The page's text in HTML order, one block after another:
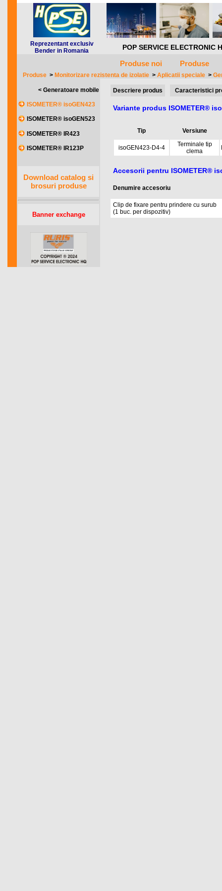
Reprezentant exclusiv
Bender in Romania
POP SERVICE
Produse noi Produse
Produse > Monitorizare rezistenta de izolatie > Aplicatii speciale >
< Generatoare mobile
ISOMETER® isoGEN423
ISOMETER® isoGEN523
ISOMETER® IR423
ISOMETER® IR123P
Download catalog si
brosuri produse
Banner exchange
Descriere produs Caracteristici
Variante produs ISOMETER®
Tip Versiune
isoGEN423-D4-4
Terminale tip
clema
Accesorii pentru ISOMETER®
Denumire accesoriu
Clip de fixare pentru prindere cu surub
(1 buc. per dispozitiv)